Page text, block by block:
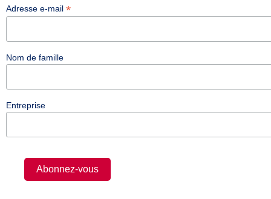
Adresse e-mail *
Nom de famille
Entreprise